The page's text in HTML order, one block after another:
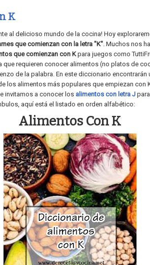
K
al delicioso mundo de la cocina! Hoy
que comienzan con la letra "K". Muchos nos
que comienzan con Kpara juegos como
que requieren conocer alimentos (no platos de
de la palabra. En este diccionario encontrarán
los alimentos más populares que empiezan con
invitamos a conocer los alimentos con letra J
aquí está el listado en orden alfabético:
Alimentos Con K